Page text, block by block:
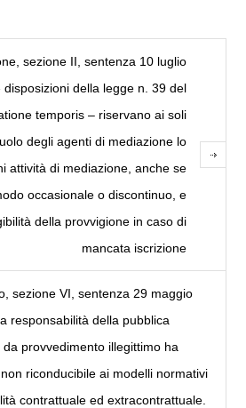
sezione II, sentenza 10 luglio
della legge n. 39 del
temporis – riservano ai soli
degli agenti di mediazione lo
attività di mediazione, anche se
occasionale o discontinuo, e
della provvigione in caso di
mancata iscrizione
sezione VI, sentenza 29 maggio
responsabilità della pubblica
provvedimento illegittimo ha
riconducibile ai modelli normativi
contrattuale ed extracontrattuale.